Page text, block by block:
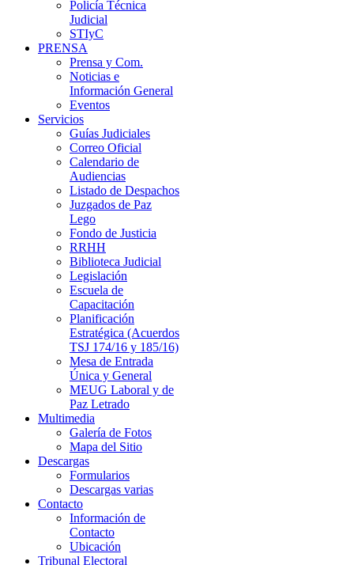
Policía Técnica
Judicial
STIyC
PRENSA
Prensa y Com.
Noticias e
Información General
Eventos
Servicios
Guías Judiciales
Correo Oficial
Calendario de
Audiencias
Listado de Despachos
Juzgados de Paz
Lego
Fondo de Justicia
RRHH
Biblioteca Judicial
Legislación
Escuela de
Capacitación
Planificación
Estratégica (Acuerdos
TSJ 174/16 y 185/16)
Mesa de Entrada
Única y General
MEUG Laboral y de
Paz Letrado
Multimedia
Galería de Fotos
Mapa del Sitio
Descargas
Formularios
Descargas varias
Contacto
Información de
Contacto
Ubicación
Tribunal Electoral